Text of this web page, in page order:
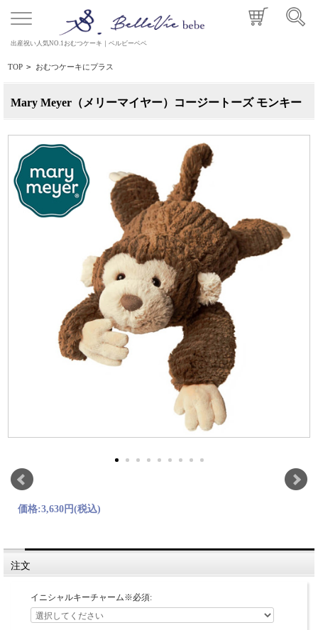
出産祝い人気NO.1おむつケーキ｜ベルビーベベ
TOP > おむつケーキにプラス
Mary Meyer（メリーマイヤー）コージートーズ モンキー
価格:3,630円(税込)
注文
イニシャルキーチャーム※必須: